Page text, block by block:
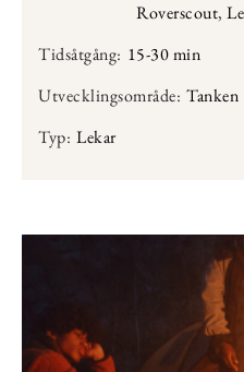
Roverscout,
Tidsåtgång: 15-30 min
Utvecklingsområde: Tanken
Typ: Lekar